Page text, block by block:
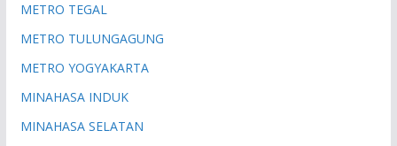
METRO TEGAL
METRO TULUNGAGUNG
METRO YOGYAKARTA
MINAHASA INDUK
MINAHASA SELATAN